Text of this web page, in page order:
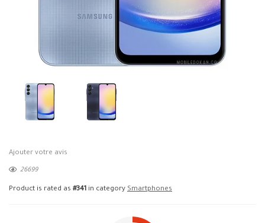
Ajouter votre avis
26699
Product is rated as #341 in category Smartphones